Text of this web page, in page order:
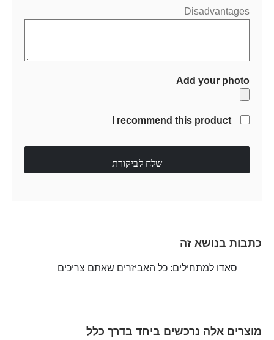
Disadvantages
Add your photo
I recommend this product
שלח לביקורת
כתבות בנושא זה
סאדו למתחילים: כל האביזרים שאתם צריכים
מוצרים אלה נרכשים ביחד בדרך כלל